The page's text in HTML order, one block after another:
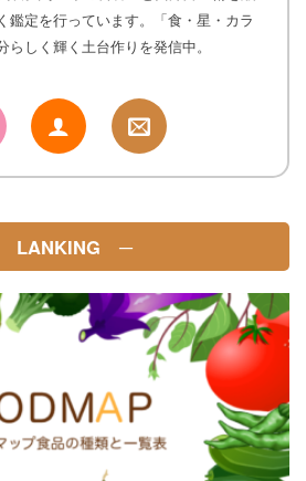
鑑定を行っています。「食・星・カラ
しく輝く土台作りを発信中。
LANKING ─